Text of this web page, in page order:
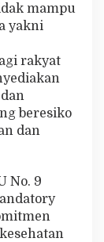
mampu
yakni
rakyat
beresiko
dan
No. 9